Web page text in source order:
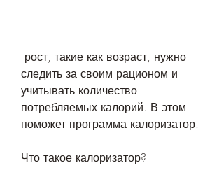
следить за своим рационом и
учитывать количество
потребляемых калорий. В этом
поможет программа калоризатор.
Что такое калоризатор?